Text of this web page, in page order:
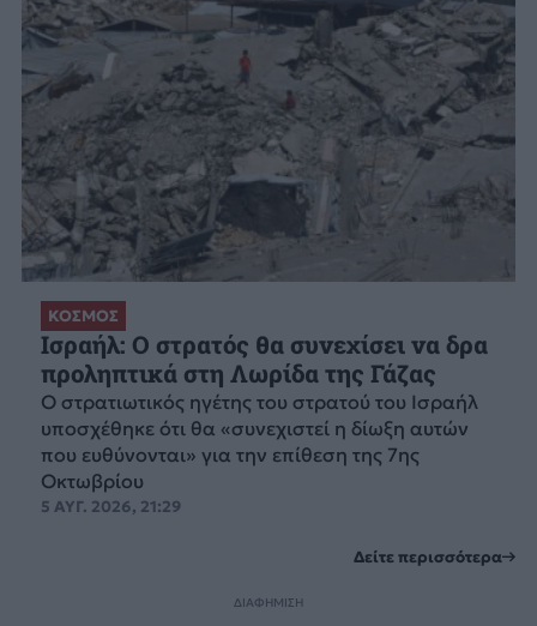
ΚΟΣΜΟΣ
Ισραήλ: Ο στρατός θα συνεχίσει να δρα
προληπτικά στη Λωρίδα της Γάζας
Ο στρατιωτικός ηγέτης του στρατού του Ισραήλ
υποσχέθηκε ότι θα «συνεχιστεί η δίωξη αυτών
που ευθύνονται» για την επίθεση της 7ης
Οκτωβρίου
5 ΑΥΓ. 2026, 21:29
Δείτε περισσότερα
ΔΙΑΦΗΜΙΣΗ